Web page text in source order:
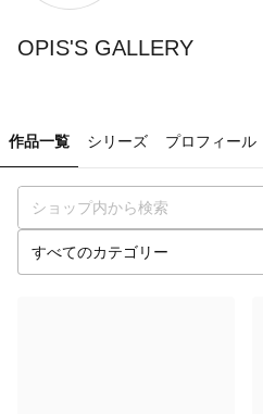
OPIS'S GALLERY
作品一覧 シリーズ プロフィール